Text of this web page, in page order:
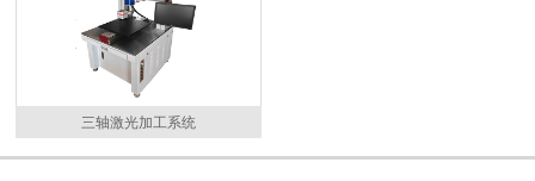
三轴激光加工系统